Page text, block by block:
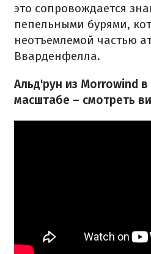
это сопровождается
пепельными бурями,
неотъемлемой частью
Вварденфелла.
Альд'рун из Morrowind
масштабе – смотреть